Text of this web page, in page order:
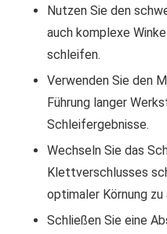
Nutzen Sie den
auch komplexe
schleifen.
Verwenden Sie den
Führung langer
Schleifergebnisse.
Wechseln Sie das
Klettverschlusses
optimaler Körnung zu
Schließen Sie eine